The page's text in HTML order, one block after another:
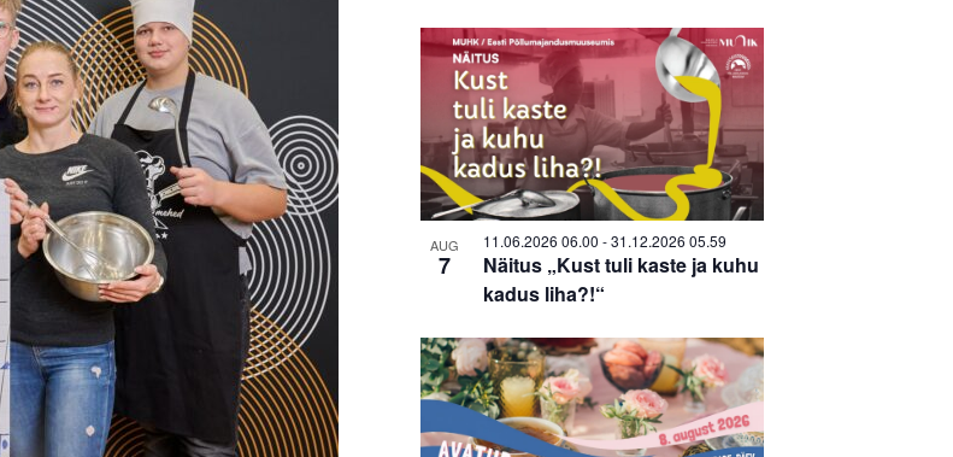
AUG
7
Näitus „Kust tuli kaste ja kuhu
kadus liha?!“
11.06.2026 06.00 -31.12.2026 05.59